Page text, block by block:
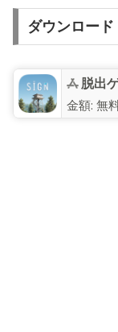
ダウンロード
脱出
金額: 無